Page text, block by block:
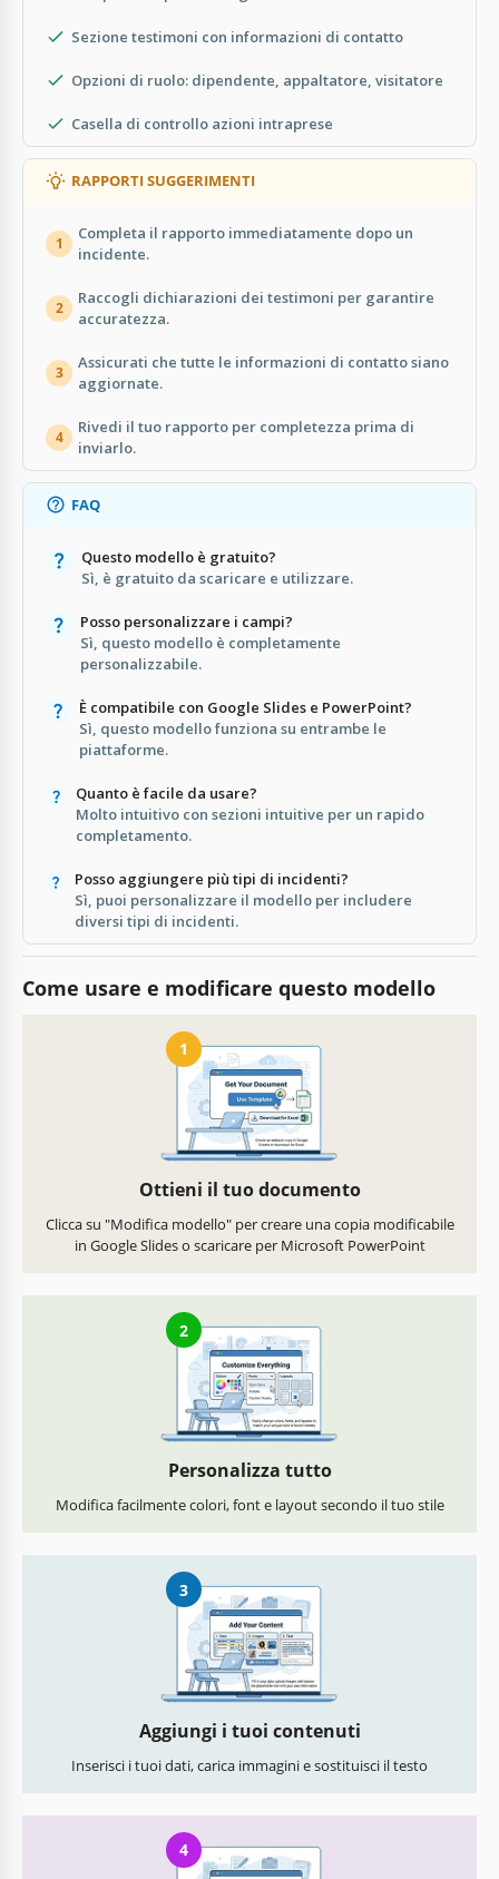
Sezione testimoni con informazioni di contatto
Opzioni di ruolo: dipendente, appaltatore, visitatore
Casella di controllo azioni intraprese
RAPPORTI SUGGERIMENTI
1
Completa il rapporto immediatamente dopo un
incidente.
2
Raccogli dichiarazioni dei testimoni per garantire
accuratezza.
3
Assicurati che tutte le informazioni di contatto siano
aggiornate.
4
Rivedi il tuo rapporto per completezza prima di
inviarlo.
FAQ
Questo modello è gratuito?
Sì, è gratuito da scaricare e utilizzare.
Posso personalizzare i campi?
Sì, questo modello è completamente
personalizzabile.
È compatibile con Google Slides e PowerPoint?
Sì, questo modello funziona su entrambe le
piattaforme.
Quanto è facile da usare?
Molto intuitivo con sezioni intuitive per un rapido
completamento.
Posso aggiungere più tipi di incidenti?
Sì, puoi personalizzare il modello per includere
diversi tipi di incidenti.
Come usare e modificare questo modello
1
Ottieni il tuo documento
Clicca su "Modifica modello" per creare una copia modificabile
in Google Slides o scaricare per Microsoft PowerPoint
2
Personalizza tutto
Modifica facilmente colori, font e layout secondo il tuo stile
3
Aggiungi i tuoi contenuti
Inserisci i tuoi dati, carica immagini e sostituisci il testo
4